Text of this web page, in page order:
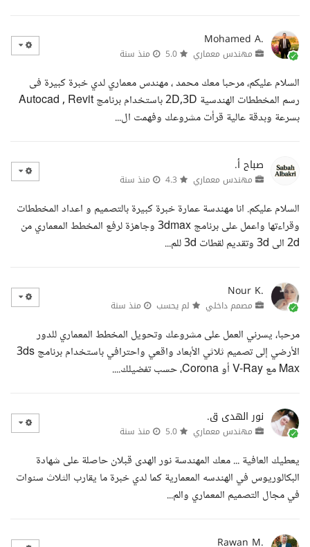
Mohamed A.
مهندس معماري منذ سنة
السلام عليكم، مرحبا معك محمد ، مهندس معماري لدي خبرة كبيرة فى
رسم المخططات الهندسية 2D,3D باستخدام برنامج Autocad , Revit
بسرعة وبدقة عالية قرأت مشروعك وفهمت ال...
صباح أ.
مهندس معماري منذ سنة
السلام عليكم. انا مهندسة عمارة خبرة كبيرة بالتصميم و اعداد المخططات
وقراءتها واعمل على برنامج 3dmax وجاهزة لرفع المخطط المعماري من
2d الى 3d وتقديم لقطات 3d للم...
Nour K.
مصمم داخلي لم يحسب منذ سنة
مرحبا، يسرني العمل على مشروعك وتحويل المخطط المعماري للدور
الأرضي إلى تصميم ثلاثي الأبعاد واقعي واحترافي باستخدام برنامج 3ds
Max مع V-Ray أو Corona، حسب تفضيلك....
نور الهدى ق.
مهندس معماري منذ سنة
يعطيك العافية ... معك المهندسة نور الهدى قبلان حاصلة على شهادة
البكالوريوس في الهندسه المعمارية كما لدي خبرة ما يقارب الثلاث سنوات
في مجال التصميم المعماري والم...
Rawan M.